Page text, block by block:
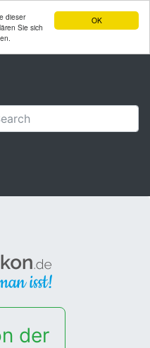
OK
dieser
Sie sich
der